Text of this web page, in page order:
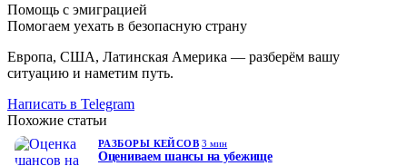
Помощь с эмиграцией
Помогаем уехать в безопасную страну
Европа, США, Латинская Америка — разберём вашу
ситуацию и наметим путь.
Написать в Telegram
Похожие статьи
РАЗБОРЫ КЕЙСОВ 3 мин
Оцениваем шансы на убежище